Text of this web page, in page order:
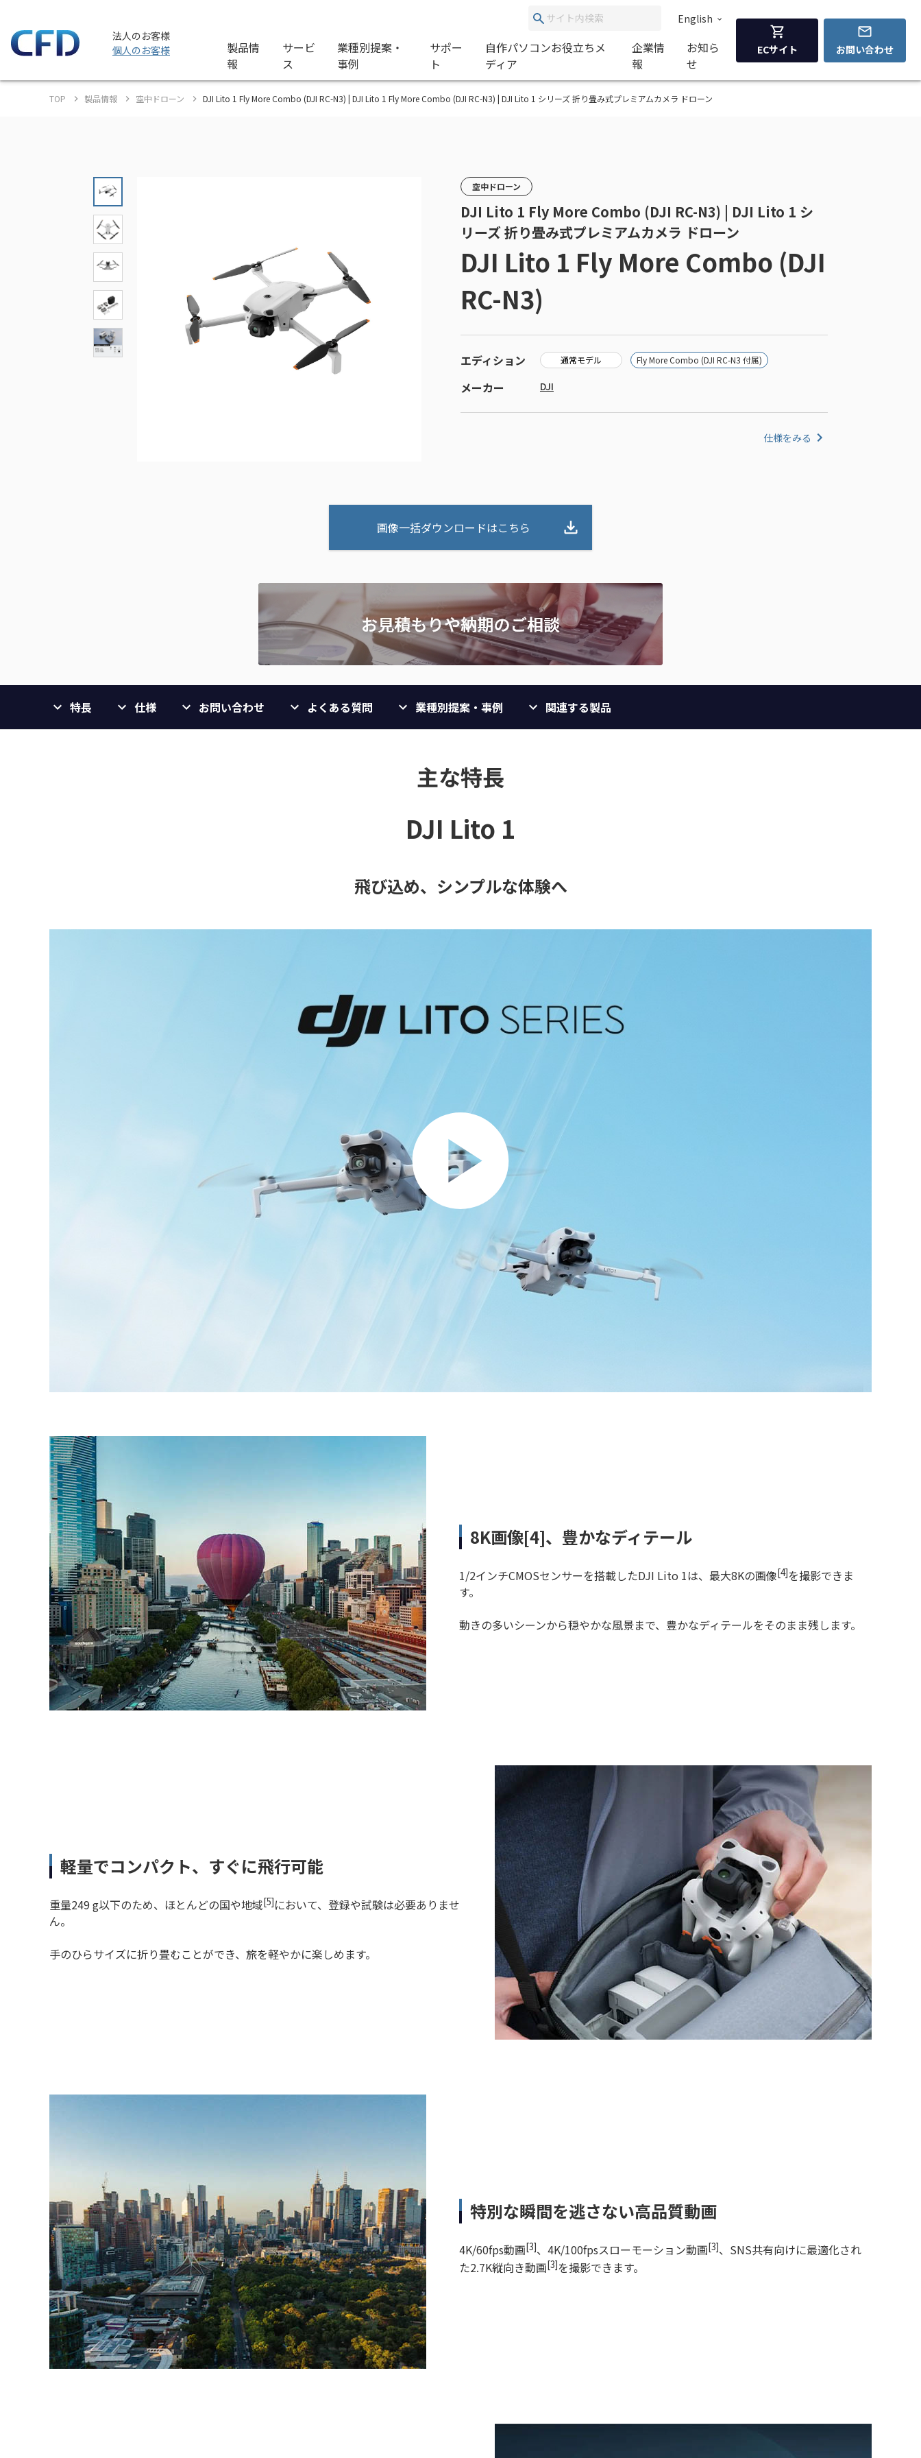
法人のお客様
個人のお客様
English
製品情
報
サービ
ス
業種別提案・
事例
サポー
ト
自作パソコンお役立ちメ
ディア
企業情
報
お知ら
せ
ECサイト お問い合わせ
TOP 製品情報 空中ドローン DJI Lito 1 Fly More Combo (DJI RC-N3) | DJI Lito 1 Fly More Combo (DJI RC-N3) | DJI Lito 1 シリーズ 折り畳み式プレミアムカメラ ドローン
空中ドローン
DJI Lito 1 Fly More Combo (DJI RC-N3) | DJI Lito 1 シ
リーズ 折り畳み式プレミアムカメラ ドローン
DJI Lito 1 Fly More Combo (DJI
RC-N3)
エディション 通常モデル Fly More Combo (DJI RC-N3 付属)
メーカー DJI
仕様をみる
画像一括ダウンロードはこちら
特長 仕様 お問い合わせ よくある質問 業種別提案・事例 関連する製品
主な特長
DJI Lito 1
飛び込め、シンプルな体験へ
8K画像[4]、豊かなディテール
1/2インチCMOSセンサーを搭載したDJI Lito 1は、最大8Kの画像[4]を撮影できま
す。
動きの多いシーンから穏やかな風景まで、豊かなディテールをそのまま残します。
軽量でコンパクト、すぐに飛行可能
重量249 g以下のため、ほとんどの国や地域[5]において、登録や試験は必要ありませ
ん。
手のひらサイズに折り畳むことができ、旅を軽やかに楽しめます。
特別な瞬間を逃さない高品質動画
4K/60fps動画[3]、4K/100fpsスローモーション動画[3]、SNS共有向けに最適化され
た2.7K縦向き動画[3]を撮影できます。